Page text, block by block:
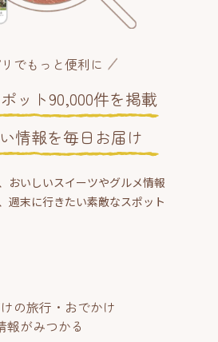
でもっと便利に
ット90,000件を掲載
情報を毎日お届け
おいしいスイーツやグルメ情報
週末に行きたい素敵なスポット
の旅行・おでかけ
報がみつかる